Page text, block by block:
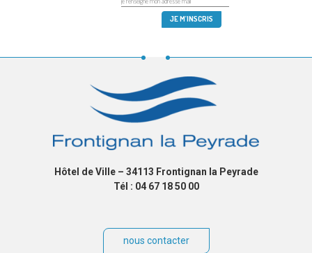
Hôtel de Ville – 34113 Frontignan la Peyrade
Tél : 04 67 18 50 00
nous contacter